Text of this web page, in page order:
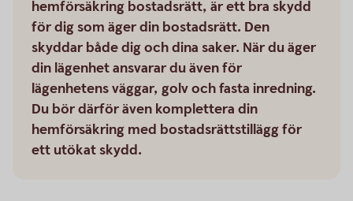
hemförsäkring bostadsrätt, är ett bra skydd
för dig som äger din bostadsrätt. Den
skyddar både dig och dina saker. När du äger
din lägenhet ansvarar du även för
lägenhetens väggar, golv och fasta inredning.
Du bör därför även komplettera din
hemförsäkring med bostadsrättstillägg för
ett utökat skydd.